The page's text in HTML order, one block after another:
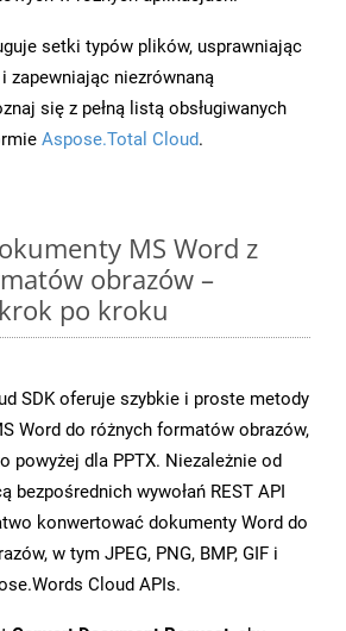
setki typów plików, usprawniając
zapewniając niezrównaną
się z pełną listą obsługiwanych
Aspose.Total Cloud.
MS Word z
obrazów –
po kroku
SDK oferuje szybkie i proste metody
Word do różnych formatów obrazów,
powyżej dla PPTX. Niezależnie od
bezpośrednich wywołań REST API
konwertować dokumenty Word do
w tym JPEG, PNG, BMP, GIF i
Cloud APIs.